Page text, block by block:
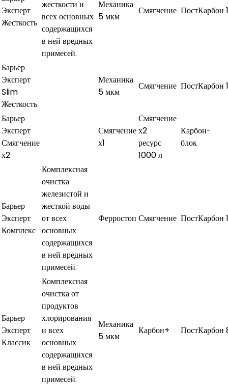
Эксперт
Жесткость
жесткости и
всех основных
содержащихся
в ней вредных
примесей.
Механика
5 мкм
Смягчение ПостКарбон
Барьер
Эксперт
Slim
Жесткость
Механика
5 мкм
Смягчение ПостКарбон
Барьер
Эксперт
Смягчение
х2
Смягчение
х1
Смягчение
х2
ресурс
1000 л
Карбон-
блок
Барьер
Эксперт
Комплекс
Комплексная
очистка
железистой и
жесткой воды
от всех
основных
содержащихся
в ней вредных
примесей.
Ферростоп Смягчение ПостКарбон
Барьер
Эксперт
Классик
Комплексная
очистка от
продуктов
хлорирования
и всех
основных
содержащихся
в ней вредных
примесей.
Механика
5 мкм
Карбон+ ПостКарбон